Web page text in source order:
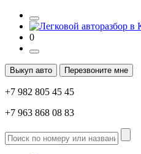
0
Выкуп авто Перезвоните мне
+7 982 805 45 45
+7 963 868 08 83